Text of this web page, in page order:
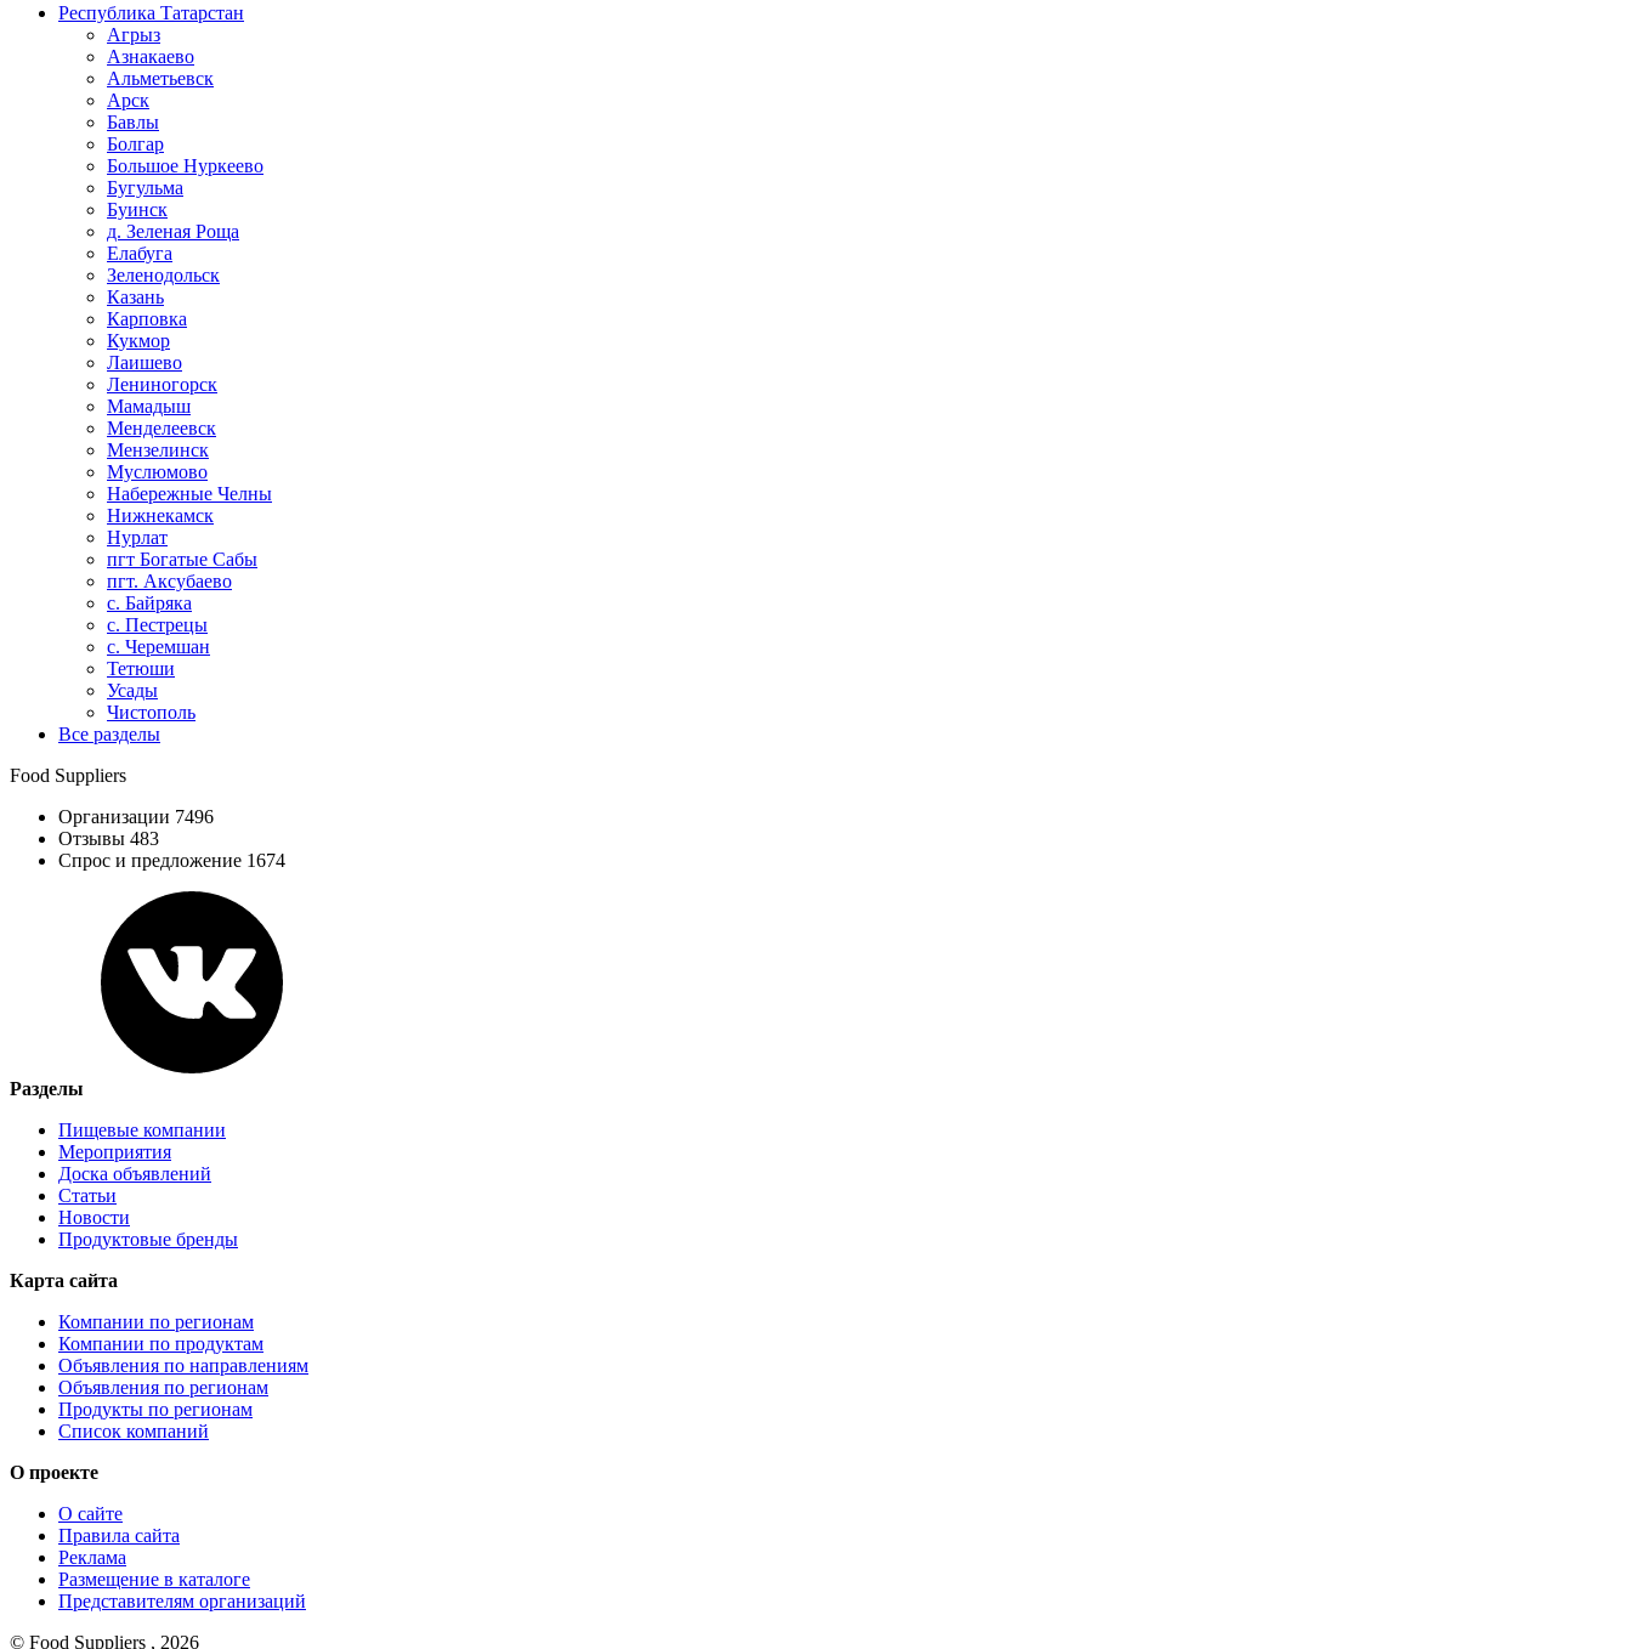
Республика Татарстан
Агрыз
Азнакаево
Альметьевск
Арск
Бавлы
Болгар
Большое Нуркеево
Бугульма
Буинск
д. Зеленая Роща
Елабуга
Зеленодольск
Казань
Карповка
Кукмор
Лаишево
Лениногорск
Мамадыш
Менделеевск
Мензелинск
Муслюмово
Набережные Челны
Нижнекамск
Нурлат
пгт Богатые Сабы
пгт. Аксубаево
с. Байряка
с. Пестрецы
с. Черемшан
Тетюши
Усады
Чистополь
Все разделы
Food Suppliers
Организации 7496
Отзывы 483
Спрос и предложение 1674
Разделы
Пищевые компании
Мероприятия
Доска объявлений
Статьи
Новости
Продуктовые бренды
Карта сайта
Компании по регионам
Компании по продуктам
Объявления по направлениям
Объявления по регионам
Продукты по регионам
Список компаний
О проекте
О сайте
Правила сайта
Реклама
Размещение в каталоге
Представителям организаций
© Food Suppliers , 2026